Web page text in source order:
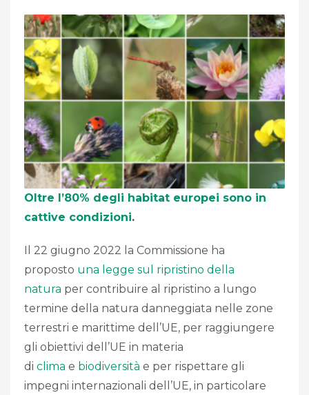
Oltre l’80% degli habitat europei sono in
cattive condizioni.
Il 22 giugno 2022 la Commissione ha
proposto una legge sul ripristino della
natura per contribuire al ripristino a lungo
termine della natura danneggiata nelle zone
terrestri e marittime dell’UE, per raggiungere
gli obiettivi dell’UE in materia
di clima e biodiversità e per rispettare gli
impegni internazionali dell’UE, in particolare